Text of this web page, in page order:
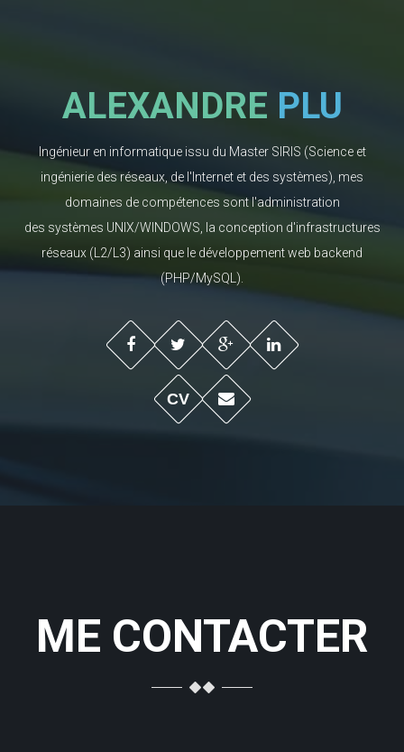
ALEXANDRE PLU
Ingénieur en informatique issu du Master SIRIS (Science et
ingénierie des réseaux, de l'Internet et des systèmes), mes
domaines de compétences sont l'administration
des systèmes UNIX/WINDOWS, la conception d'infrastructures
réseaux (L2/L3) ainsi que le développement web backend
(PHP/MySQL).
ME CONTACTER